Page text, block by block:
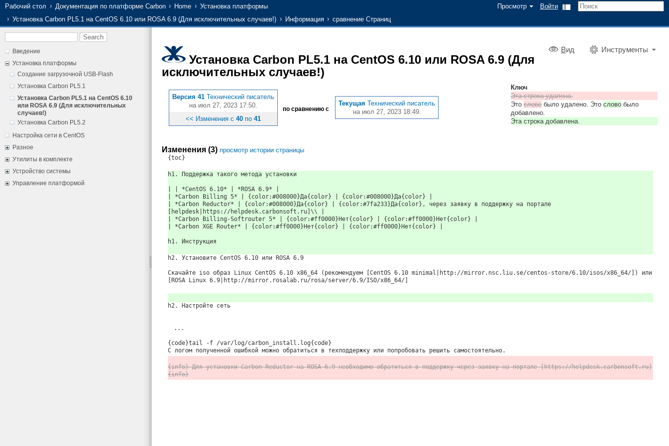
Просмотр Войти
Рабочий стол Документация по платформе Carbon Home
Установка платформы
Установка Carbon PL5.1 на CentOS 6.10 или ROSA 6.9 (Для исключительных случаев!)
Информация сравнение Страниц
Введение
Установка платформы
Создание загрузочной USB-Flash
Установка Carbon PL5.1
Установка Carbon PL5.1 на CentOS 6.10
или ROSA 6.9 (Для исключительных
случаев!)
Установка Carbon PL5.2
Настройка сети в CentOS
Разное
Утилиты в комплекте
Устройство системы
Управление платформой
Вид Инструменты
Установка Carbon PL5.1 на CentOS 6.10 или ROSA 6.9 (Для
исключительных случаев!)
Версия 41 Технический писатель
на июл 27, 2023 17:50.
<< Изменения с 40 по 41
по сравнению с
Текущая Технический писатель
на июл 27, 2023 18:49.
Ключ
Эта строка удалена.
Это слово было удалено. Это слово было
добавлено.
Эта строка добавлена.
Изменения (3) просмотр истории страницы
{toc}
h1. Поддержка такого метода установки
| | *CentOS 6.10* | *ROSA 6.9* |
| *Carbon Billing 5* | {color:#008000}Да{color} | {color:#008000}Да{color} |
| *Carbon Reductor* | {color:#008000}Да{color} | {color:#7fa233}Да{color}, через заявку в поддержку на портале
[helpdesk|https://helpdesk.carbonsoft.ru]\\ |
| *Carbon Billing-Softrouter 5* | {color:#ff0000}Нет{color} | {color:#ff0000}Нет{color} |
| *Carbon XGE Router* | {color:#ff0000}Нет{color} | {color:#ff0000}Нет{color} |
h1. Инструкция
h2. Установите CentOS 6.10 или ROSA 6.9
Скачайте iso образ Linux CentOS 6.10 x86_64 (рекомендуем [CentOS 6.10 minimal|http://mirror.nsc.liu.se/centos-store/6.10/isos/x86_64/]) или
[ROSA Linux 6.9|http://mirror.rosalab.ru/rosa/server/6.9/ISO/x86_64/]
h2. Настройте сеть
...
{code}tail -f /var/log/carbon_install.log{code}
С логом полученной ошибкой можно обратиться в техподдержку или попробовать решить самостоятельно.
{info} Для установки Carbon Reductor на ROSA 6.9 необходимо обратиться в поддержку через заявку на портале [https://helpdesk.carbonsoft.ru]
{info}